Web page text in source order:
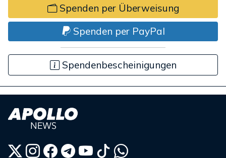
Spenden per Überweisung
Spenden per PayPal
Spendenbescheinigungen